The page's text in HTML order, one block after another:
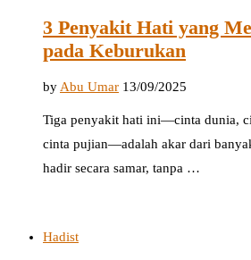
3 Penyakit Hati yang
pada Keburukan
by Abu Umar 13/09/2025
Tiga penyakit hati ini—cinta dunia,
cinta pujian—adalah akar dari
hadir secara samar, tanpa …
Hadist